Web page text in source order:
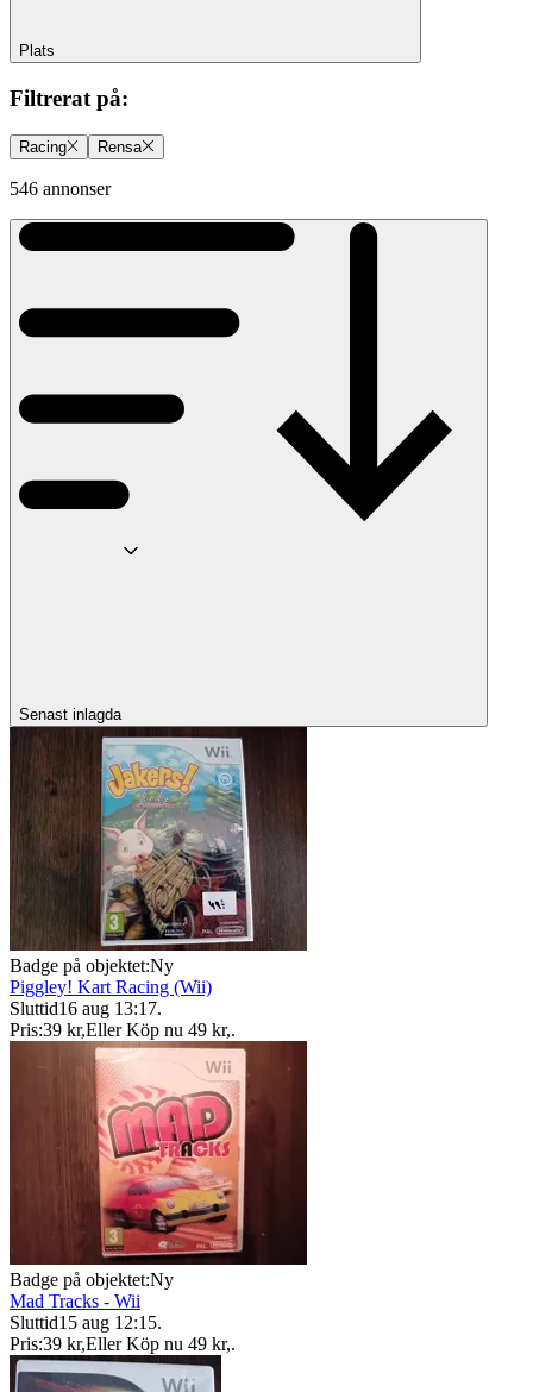
Plats
Filtrerat på:
Racing Rensa
546 annonser
Senast inlagda
Badge på objektet:Ny
Piggley! Kart Racing (Wii)
Sluttid16 aug 13:17.
Pris:39 kr,Eller Köp nu 49 kr,.
Badge på objektet:Ny
Mad Tracks - Wii
Sluttid15 aug 12:15.
Pris:39 kr,Eller Köp nu 49 kr,.